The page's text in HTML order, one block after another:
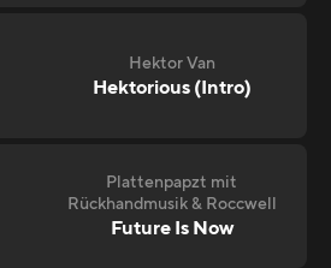
Hektor Van
Hektorious (Intro)
Plattenpapzt mit
Rückhandmusik & Roccwell
Future Is Now